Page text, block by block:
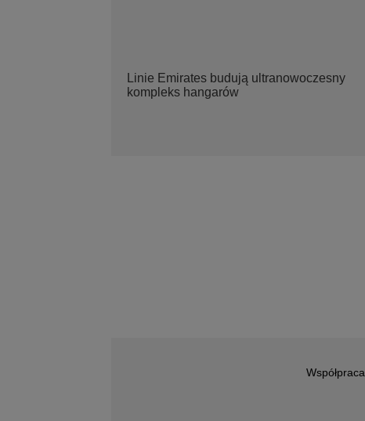
Linie Emirates budują ultranowoczesny
kompleks hangarów
Współpraca